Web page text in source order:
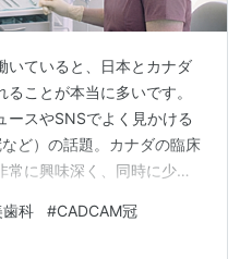
いていると、日本とカナダ
ことが本当に多いです。
ースやSNSでよく見かける
ど）の話題。カナダの臨床
に興味深く、同時に少し
用となったCAD/CAMブリ
度が生んだ苦肉の策であ
歯科 #CADCAM冠